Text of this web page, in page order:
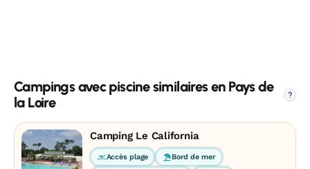
Campings avec piscine similaires en Pays de
la Loire
?
Camping Le California
Accès plage Bord de mer